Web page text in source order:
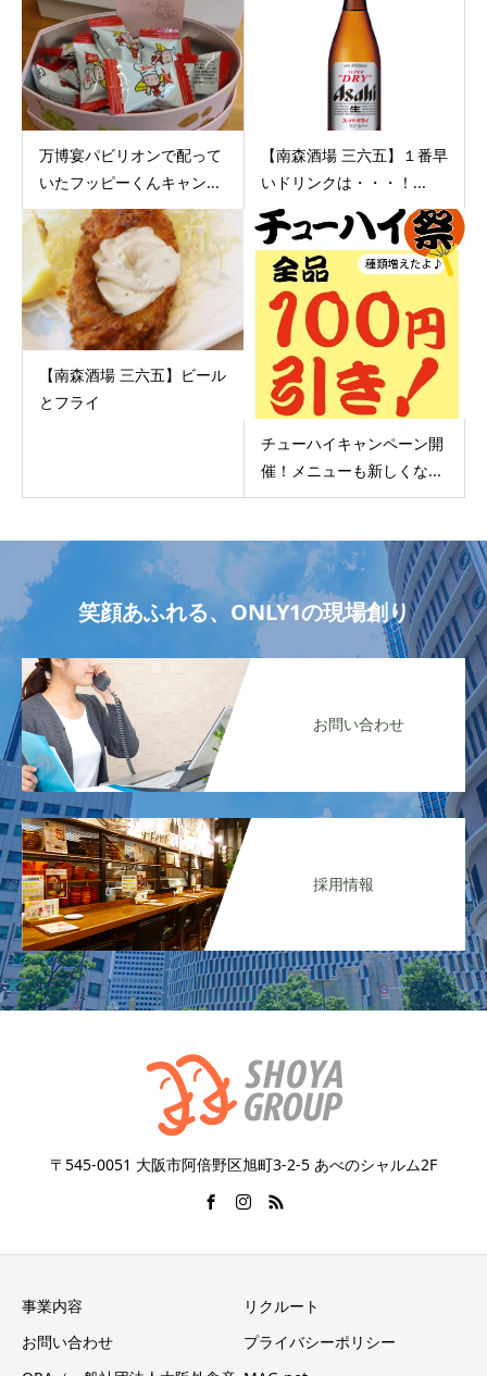
万博宴パビリオンで配って
いたフッピーくんキャン...
【南森酒場 三六五】１番早
いドリンクは・・・！...
【南森酒場 三六五】ビール
とフライ
チューハイキャンペーン開
催！メニューも新しくな...
笑顔あふれる、ONLY1の現場創り
お問い合わせ
採用情報
〒545-0051 大阪市阿倍野区旭町3-2-5 あべのシャルム2F
事業内容
リクルート
お問い合わせ
プライバシーポリシー